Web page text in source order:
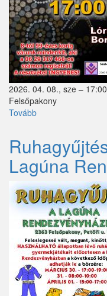
2026. 04. 08., sze – 17:00
Felsőpakony
Tovább
Lagúna